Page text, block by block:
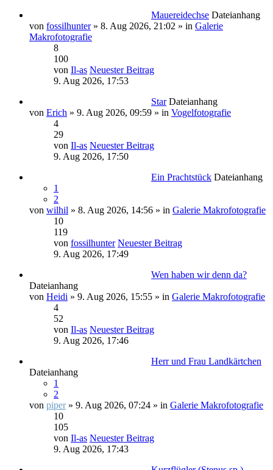
Mauereidechse Dateianhang
von fossilhunter» 8. Aug 2026, 21:02 » in Galerie
Makrofotografie
8
100
von Il-as Neuester Beitrag
9. Aug 2026, 17:53
Star Dateianhang
von Erich » 9. Aug 2026, 09:59 » in Vogelfotografie
4
29
von Il-as Neuester Beitrag
9. Aug 2026, 17:50
Ein Prachtstück Dateianhang
1
2
von wilhil » 8. Aug 2026, 14:56 » in Galerie Makrofotografie
10
119
von fossilhunter Neuester Beitrag
9. Aug 2026, 17:49
Wen haben wir denn da?
Dateianhang
von Heidi » 9. Aug 2026, 15:55 » in Galerie Makrofotografie
4
52
von Il-as Neuester Beitrag
9. Aug 2026, 17:46
Herr und Frau Landkärtchen
Dateianhang
1
2
von piper» 9. Aug 2026, 07:24 » in Galerie Makrofotografie
10
105
von Il-as Neuester Beitrag
9. Aug 2026, 17:43